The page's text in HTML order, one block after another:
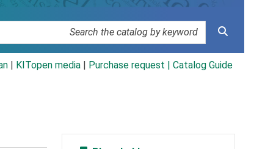
KITopen media Purchase request | Catalog Guide